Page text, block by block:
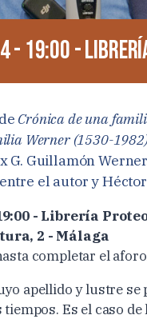
- 19:00 -
Crónica de una
Werner (1530-
G. Guillamón
el autor y
- Librería
2 - Málaga
completar el
apellido y lustre se
tiempos. Es el caso